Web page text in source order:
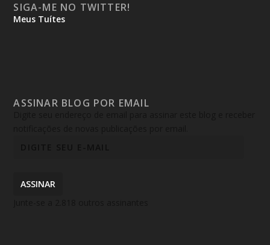
SIGA-ME NO TWITTER!
Meus Tuítes
ASSINAR BLOG POR EMAIL
ASSINAR